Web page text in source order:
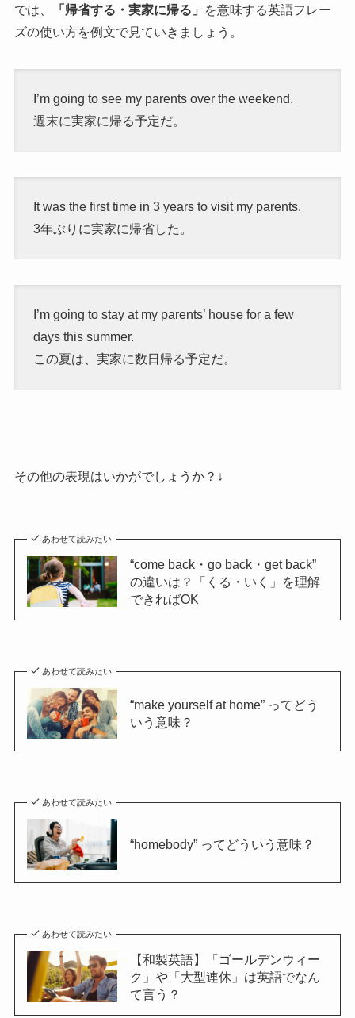
では、 「帰省する・実家に帰る」
を意味する英語フレー
ズの使い方を例文で見ていきましょう。
I’m going to see my parents over the weekend.
週末に実家に帰る予定だ。
It was the first time in 3 years to visit my parents.
3年ぶりに実家に帰省した。
I’m going to stay at my parents’ house for a few
days this summer.
この夏は、実家に数日帰る予定だ。
その他の表現はいかがでしょうか？↓
あわせて読みたい
“come back・go back・get back”
の違いは？「くる・いく」を理解
できればOK
あわせて読みたい
“make yourself at home” ってどう
いう意味？
あわせて読みたい
“homebody” ってどういう意味？
あわせて読みたい
【和製英語】「ゴールデンウィー
ク」や「大型連休」は英語でなん
て言う？